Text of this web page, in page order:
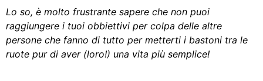
Lo so, è molto frustrante sapere che non puoi
raggiungere i tuoi obbiettivi per colpa delle altre
persone che fanno di tutto per metterti i bastoni tra le
ruote pur di aver (loro!) una vita più semplice!